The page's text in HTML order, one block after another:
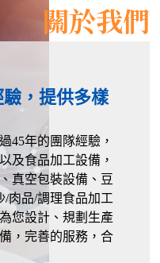
關於我們
，提供多樣
45年的團隊經驗，
及食品加工設備，
真空包裝設備、豆
/肉品/調理食品加工
您設計、規劃生產
，完善的服務，合